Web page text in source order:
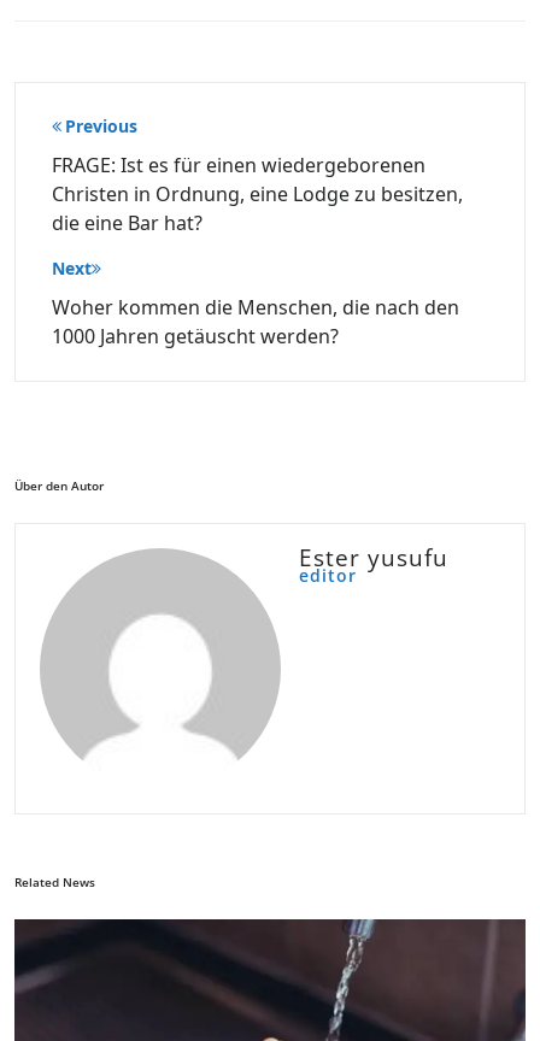
Beitragsnavigation
Previous
FRAGE: Ist es für einen wiedergeborenen
Christen in Ordnung, eine Lodge zu besitzen,
die eine Bar hat?
Next
Woher kommen die Menschen, die nach den
1000 Jahren getäuscht werden?
Über den Autor
Ester yusufu
editor
Related News